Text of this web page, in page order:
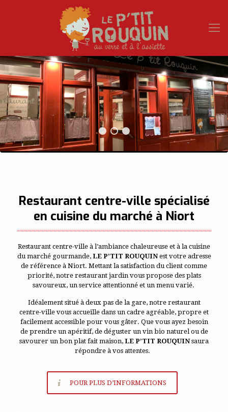
Restaurant centre-ville spécialisé
en cuisine du marché à Niort
Restaurant centre-ville à l’ambiance chaleureuse et à la cuisine
du marché gourmande, LE P’TIT ROUQUINest votre adresse
de référence à Niort. Mettant la satisfaction du client comme
priorité, notre restaurant jardin vous propose des plats
savoureux, un service attentionné et un menu varié.
Idéalement situé à deux pas de la gare, notre restaurant
centre-ville vous accueille dans un cadre agréable, propre et
facilement accessible pour vous gâter. Que vous ayez besoin
de prendre un apéritif, de déguster un vin bio naturel ou de
savourer un bon plat fait maison, LE P’TIT ROUQUINsaura
répondre à vos attentes.
POUR PLUS D’INFORMATIONS